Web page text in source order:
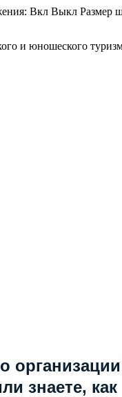
Вкл Выкл Размер
и юношеского
организации
знаете, как